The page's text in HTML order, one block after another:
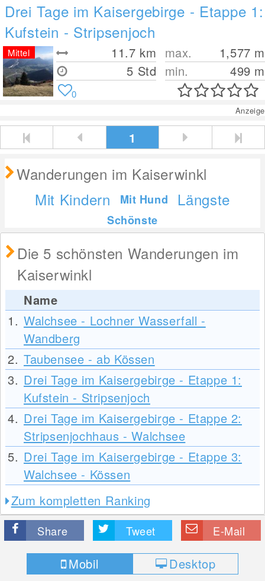
Drei Tage im Kaisergebirge - Etappe 1:
Kufstein - Stripsenjoch
11.7 km
5 Std
max. 1,577 m
min.
499 m
Mittel
0
Anzeige
1
Wanderungen im Kaiserwinkl
Mit Kindern
Mit Hund Längste
Schönste
Die 5 schönsten Wanderungen im
Kaiserwinkl
Name
1. Walchsee - Lochner Wasserfall -
Wandberg
2. Taubensee - ab Kössen
3. Drei Tage im Kaisergebirge - Etappe 1:
Kufstein - Stripsenjoch
4. Drei Tage im Kaisergebirge - Etappe 2:
Stripsenjochhaus - Walchsee
5. Drei Tage im Kaisergebirge - Etappe 3:
Walchsee - Kössen
Zum kompletten Ranking
Share Tweet E-Mail
Mobil Desktop